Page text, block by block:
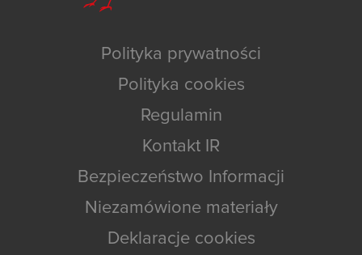
Polityka prywatności
Polityka cookies
Regulamin
Kontakt IR
Bezpieczeństwo Informacji
Niezamówione materiały
Deklaracje cookies